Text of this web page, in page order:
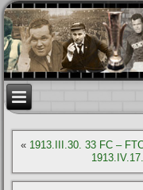
« 1913.III.30. 33 FC –